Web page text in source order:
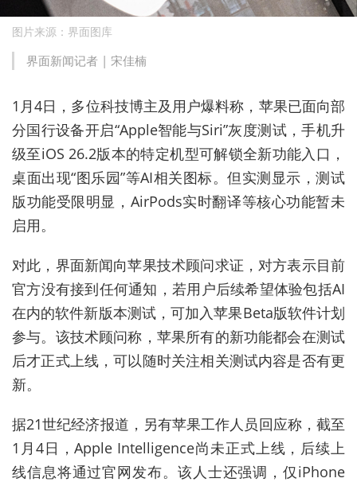
图片来源：界面图库
界面新闻记者 | 宋佳楠
1月4日，多位科技博主及用户爆料称，苹果已面向部
分国行设备开启“Apple智能与Siri”灰度测试，手机升
级至iOS 26.2版本的特定机型可解锁全新功能入口，
桌面出现“图乐园”等AI相关图标。但实测显示，测试
版功能受限明显，AirPods实时翻译等核心功能暂未
启用。
对此，界面新闻向苹果技术顾问求证，对方表示目前
官方没有接到任何通知，若用户后续希望体验包括AI
在内的软件新版本测试，可加入苹果Beta版软件计划
参与。该技术顾问称，苹果所有的新功能都会在测试
后才正式上线，可以随时关注相关测试内容是否有更
新。
据21世纪经济报道，另有苹果工作人员回应称，截至
1月4日，Apple Intelligence尚未正式上线，后续上
线信息将通过官网发布。该人士还强调，仅iPhone